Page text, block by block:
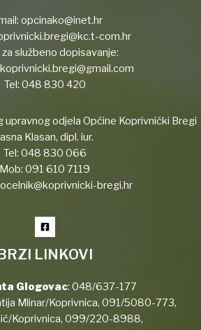
opcinako@inet.hr
com.hr
za službeno dopisavanje:
Tel: 048 830 420
odjela Općine Koprivnički Bregi
Klasan, dipl. iur.
Tel: 048 830 066
Mob: 091 610 7119
bregi.hr
LINKOVI
Glogovac: 048/637-177
Mlinar/Koprivnica, 091/5080-773,
Koprivnica, 099/220-8988,